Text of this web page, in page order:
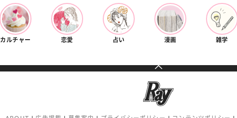
カルチャー 恋愛 占い 漫画 雑学